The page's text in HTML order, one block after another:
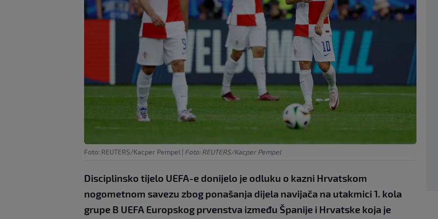
Foto: REUTERS/Kacper Pempel | Foto: REUTERS/Kacper Pempel
Disciplinsko tijelo UEFA-e donijelo je odluku o kazni Hrvatskom
nogometnom savezu zbog ponašanja dijela navijača na utakmici 1. kola
grupe B UEFA Europskog prvenstva između Španije i Hrvatske koja je